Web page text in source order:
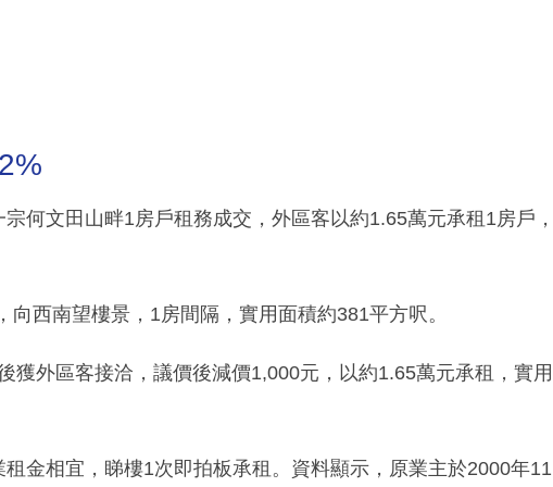
何文田山畔1房戶租務成交，外區客以約1.65萬元承租1房戶，
西南望樓景，1房間隔，實用面積約381平方呎。
獲外區客接洽，議價後減價1,000元，以約1.65萬元承租，實用
金相宜，睇樓1次即拍板承租。資料顯示，原業主於2000年11